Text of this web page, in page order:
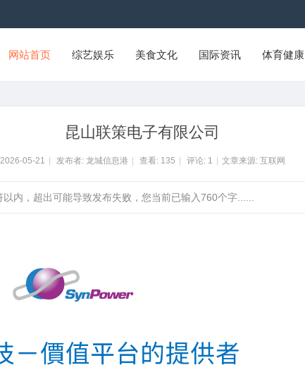
网站首页 综艺娱乐 美食文化 国际资讯 体育健康
昆山联策电子有限公司
2026-05-21 发布者: 龙城信息港 查看: 135 评论: 1 文章来源: 互联网
内，超出可能导致发布失败，您当前已输入760个字......